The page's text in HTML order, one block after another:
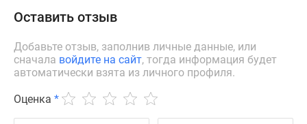
области
ипотека
Квартиры
Оставить отзыв
Добавьте отзыв, заполнив личные данные, или
сначала войдите на сайт, тогда информация будет
автоматически взята из личного профиля.
Оценка *